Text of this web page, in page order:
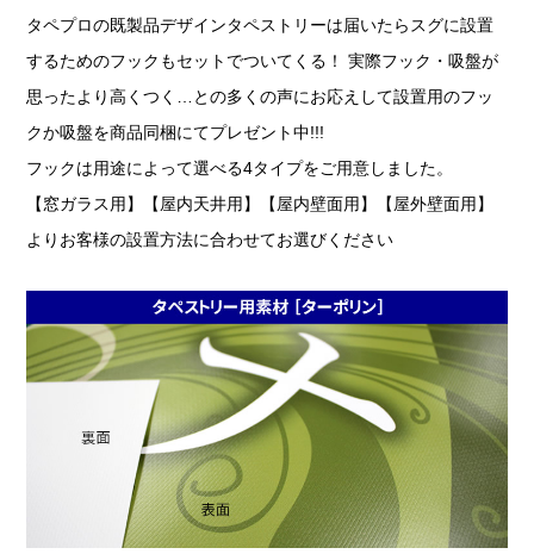
タペプロの既製品デザインタペストリーは届いたらスグに設置
するためのフックもセットでついてくる！ 実際フック・吸盤が
思ったより高くつく…との多くの声にお応えして設置用のフッ
クか吸盤を商品同梱にてプレゼント中!!!
フックは用途によって選べる4タイプをご用意しました。
【窓ガラス用】【屋内天井用】【屋内壁面用】【屋外壁面用】
よりお客様の設置方法に合わせてお選びください